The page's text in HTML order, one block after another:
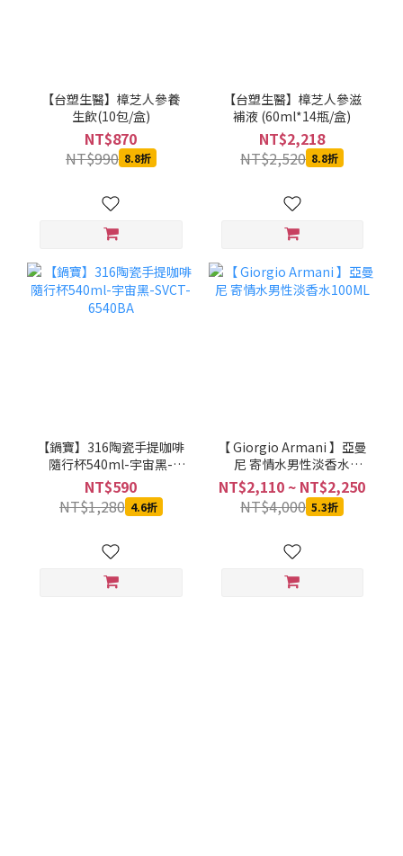
【台塑生醫】樟芝人參養
生飲(10包/盒)
NT$870
NT$990 8.8折
【台塑生醫】樟芝人參滋
補液 (60ml*14瓶/盒)
NT$2,218
NT$2,520 8.8折
【鍋寶】316陶瓷手提咖啡
隨行杯540ml-宇宙黑-
SVCT-6540BA
NT$590
NT$1,280 4.6折
【 Giorgio Armani 】亞曼
尼 寄情水男性淡香水
100ML
NT$2,110 ~ NT$2,250
NT$4,000 5.3折